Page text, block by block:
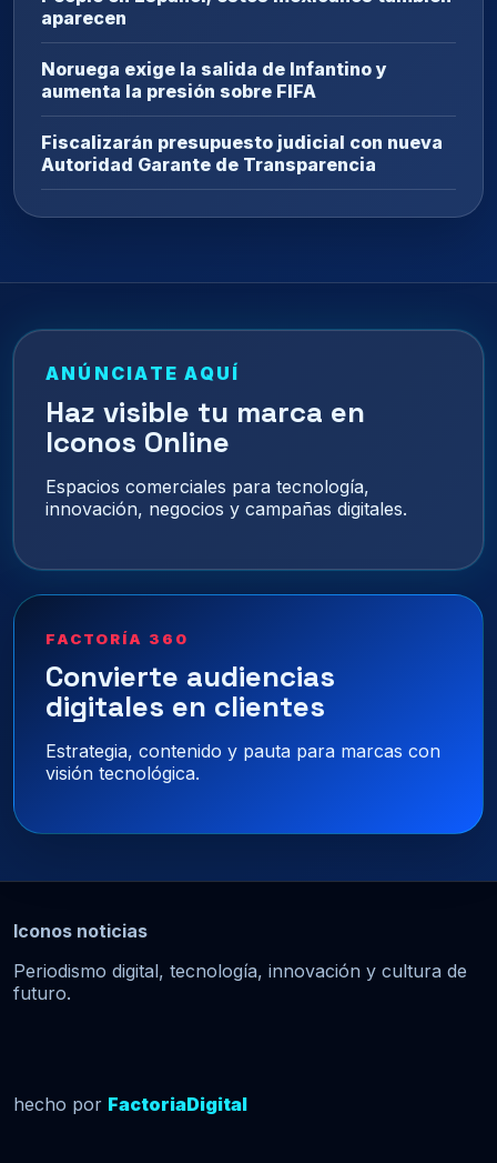
aparecen
Noruega exige la salida de Infantino y
aumenta la presión sobre FIFA
Fiscalizarán presupuesto judicial con nueva
Autoridad Garante de Transparencia
ANÚNCIATE AQUÍ
Haz visible tu marca en
Iconos Online
Espacios comerciales para tecnología,
innovación, negocios y campañas digitales.
FACTORÍA 360
Convierte audiencias
digitales en clientes
Estrategia, contenido y pauta para marcas con
visión tecnológica.
Iconos noticias
Periodismo digital, tecnología, innovación y cultura de
futuro.
hecho por FactoriaDigital